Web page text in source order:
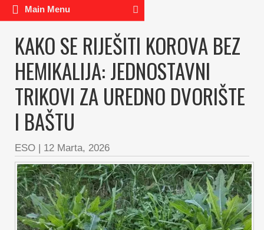
Main Menu
KAKO SE RIJEŠITI KOROVA BEZ
HEMIKALIJA: JEDNOSTAVNI
TRIKOVI ZA UREDNO DVORIŠTE
I BAŠTU
ESO | 12 Marta, 2026